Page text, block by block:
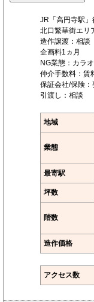
JR「高円寺駅」
北口繁華街エリ
造作譲渡：相談
企画料1ヵ月
NG業態：カラ
仲介手数料：賃
保証会社/保険：
引渡し：相談
地域
業態
最寄駅
坪数
階数
造作価格
アクセス数